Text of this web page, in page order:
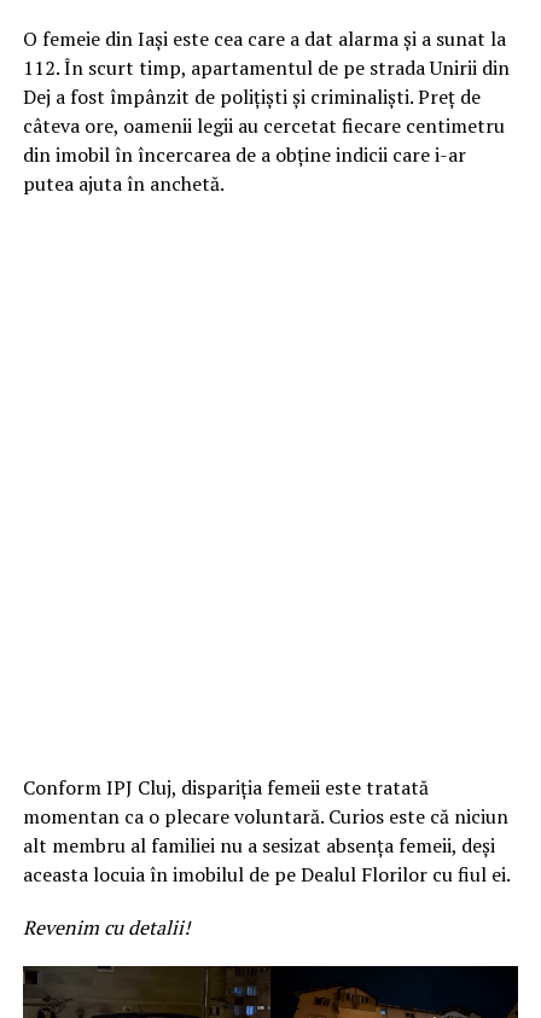
O femeie din Iași este cea care a dat alarma și a sunat la
112. În scurt timp, apartamentul de pe strada Unirii din
Dej a fost împânzit de polițiști și criminaliști. Preț de
câteva ore, oamenii legii au cercetat fiecare centimetru
din imobil în încercarea de a obține indicii care i-ar
putea ajuta în anchetă.
Conform IPJ Cluj, dispariția femeii este tratată
momentan ca o plecare voluntară. Curios este că niciun
alt membru al familiei nu a sesizat absența femeii, deși
aceasta locuia în imobilul de pe Dealul Florilor cu fiul ei.
Revenim cu detalii!